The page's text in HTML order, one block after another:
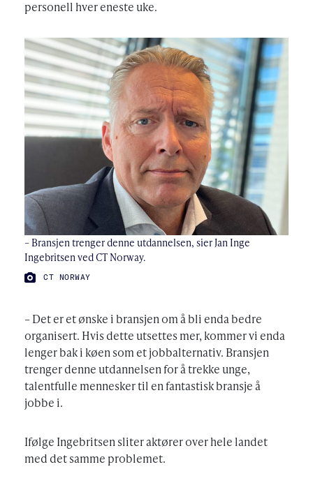
personell hver eneste uke.
– Bransjen trenger denne utdannelsen, sier Jan Inge
Ingebritsen ved CT Norway.
FOTO:
CT NORWAY
– Det er et ønske i bransjen om å bli enda bedre
organisert. Hvis dette utsettes mer, kommer vi enda
lenger bak i køen som et jobbalternativ. Bransjen
trenger denne utdannelsen for å trekke unge,
talentfulle mennesker til en fantastisk bransje å
jobbe i.
Ifølge Ingebritsen sliter aktører over hele landet
med det samme problemet.